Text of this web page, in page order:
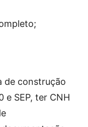
de construção
e SEP, ter CNH